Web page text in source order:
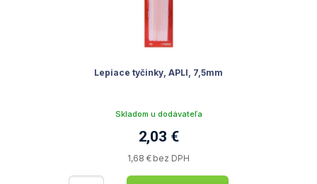
Lepiace tyčinky, APLI, 7,5mm
Skladom u dodávateľa
2,03 €
1,68 € bez DPH